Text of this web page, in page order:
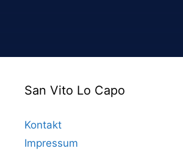
San Vito Lo Capo
Kontakt
Impressum